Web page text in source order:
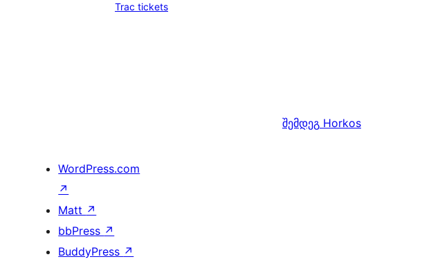
Trac tickets
შემდეგ Horkos
WordPress.com
↗
Matt ↗
bbPress ↗
BuddyPress ↗